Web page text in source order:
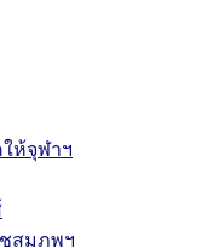
ห้จุฬาฯ
สมภพฯ